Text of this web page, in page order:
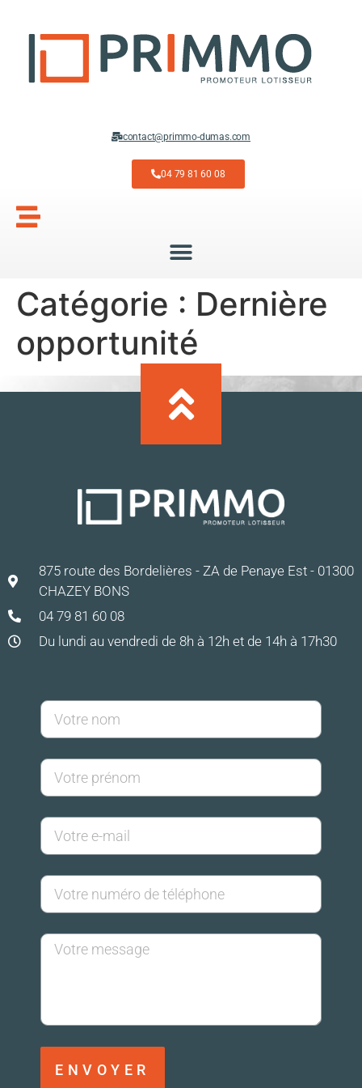
contact@primmo-dumas.com
04 79 81 60 08
Catégorie : Dernière
opportunité
875 route des Bordelières - ZA de Penaye Est - 01300
CHAZEY BONS
04 79 81 60 08
Du lundi au vendredi de 8h à 12h et de 14h à 17h30
ENVOYER